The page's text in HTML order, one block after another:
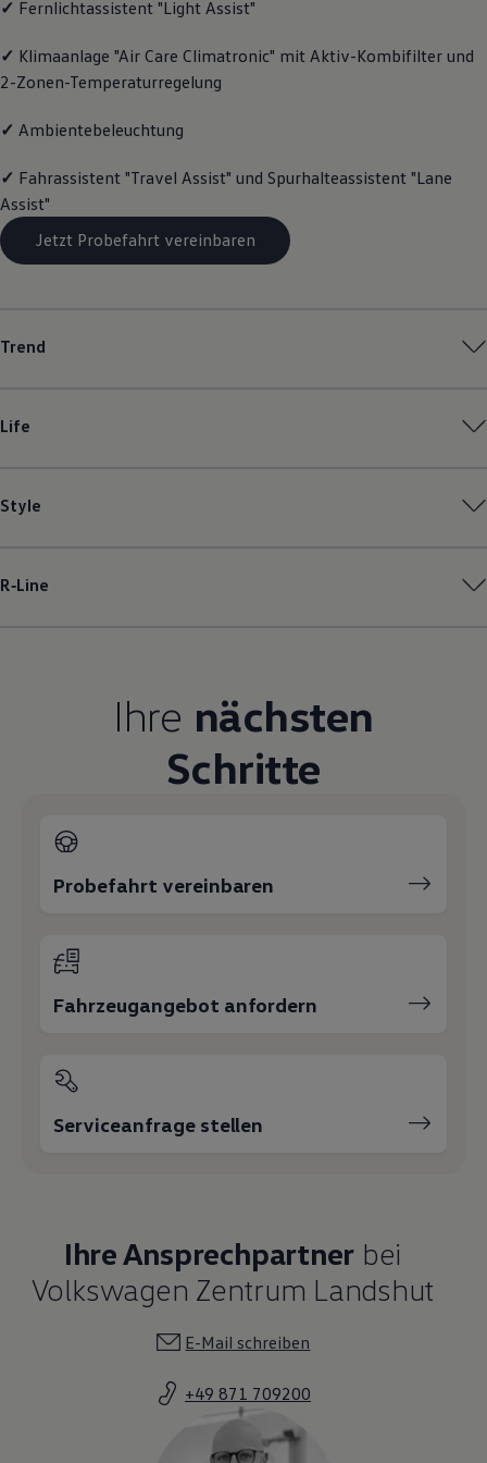
Motorenöl und Flüssigkeiten
Pannen- und Unfallhilfe
Economy Service
Volkswagen Teile
Modellspezifisches Zubehör
Transport
Entertainment und Elektronik
Individualisieren
Wallbox und Ladekabel
Digitale Extras
Dienste für Ihr Modell finden
✓ Fernlichtassistent "Light Assist"
✓ Klimaanlage "Air Care Climatronic" mit Aktiv-Kombifilter und
2-Zonen-Temperaturregelung
✓ Ambientebeleuchtung
✓ Fahrassistent "Travel Assist" und Spurhalteassistent "Lane
Assist"
Jetzt Probefahrt vereinbaren
Trend
Life
Style
R‑Line
Ihre nächsten
Schritte
Probefahrt vereinbaren
Fahrzeugangebot anfordern
Serviceanfrage stellen
Ihre Ansprechpartner bei
Volkswagen Zentrum Landshut
E-Mail schreiben
+49 871 709200